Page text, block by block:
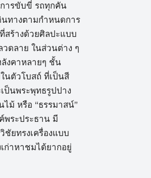
ารขับขี่ รถทุกคัน
ทางตามกำหนดการ
สร้างด้วยศิลปะแบบ
วดลาย ในส่วนต่าง ๆ
งคาหลายๆ ชั้น
นตัวโบสถ์ ที่เป็นสี
ป็นพระพุทธรูปปาง
ม้ หรือ “ธรรมาสน์”
พระประธาน มี
ยทรงเครื่องแบบ
ก่าหาชมได้ยากอยู่